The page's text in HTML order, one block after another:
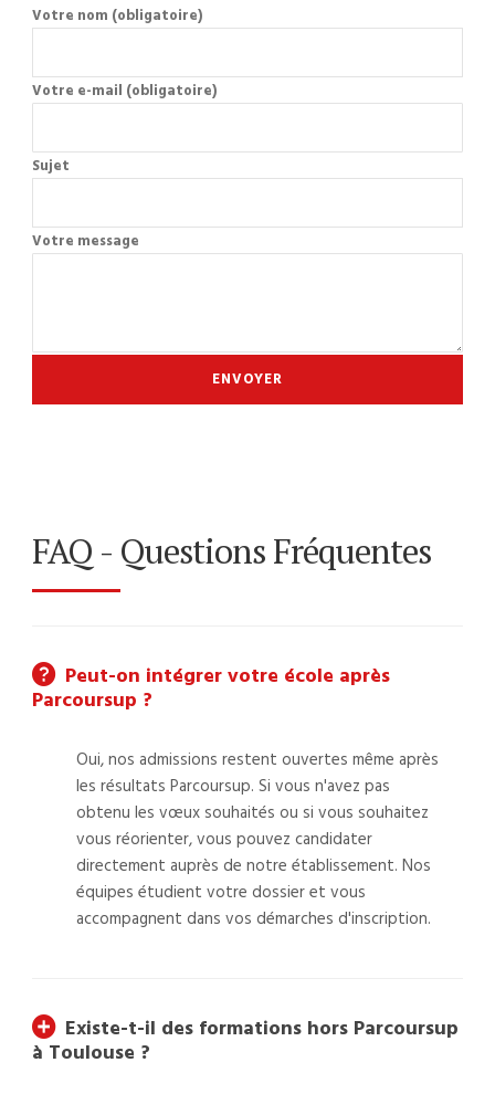
Votre nom (obligatoire)
Votre e-mail (obligatoire)
Sujet
Votre message
FAQ - Questions Fréquentes
Peut-on intégrer votre école après
Parcoursup ?
Oui, nos admissions restent ouvertes même après
les résultats Parcoursup. Si vous n'avez pas
obtenu les vœux souhaités ou si vous souhaitez
vous réorienter, vous pouvez candidater
directement auprès de notre établissement. Nos
équipes étudient votre dossier et vous
accompagnent dans vos démarches d'inscription.
Existe-t-il des formations hors Parcoursup
à Toulouse ?